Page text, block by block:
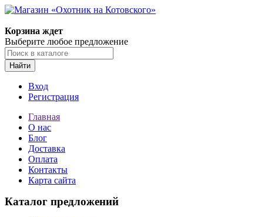
Корзина ждет
Выберите любое предложение
Найти
Вход
Регистрация
Главная
О нас
Блог
Доставка
Оплата
Контакты
Карта сайта
Каталог предложений